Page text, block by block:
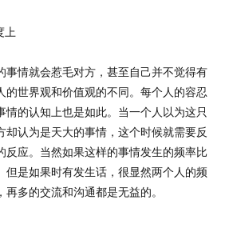
情就会惹毛对方，甚至自己并不觉得有
的世界观和价值观的不同。每个人的容忍
情的认知上也是如此。当一个人以为这只
却认为是天大的事情，这个时候就需要反
反应。当然如果这样的事情发生的频率比
但是如果时有发生话，很显然两个人的频
多的交流和沟通都是无益的。